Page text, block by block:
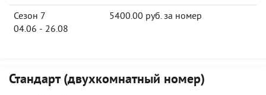
Сезон 7
04.06 - 26.08
5400.00 руб. за номер
Стандарт (двухкомнатный номер)